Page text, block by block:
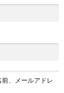
、メールアドレ